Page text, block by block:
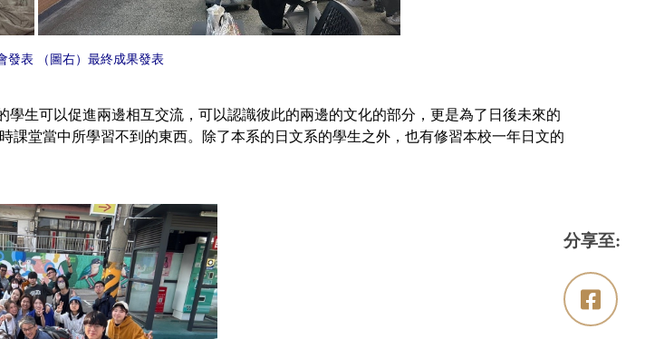
發表 （圖右）最終成果發表
生可以促進兩邊相互交流，可以認識彼此的兩邊的文化的部分，更是為了日後未來的
堂當中所學習不到的東西。除了本系的日文系的學生之外，也有修習本校一年日文的
分享至: